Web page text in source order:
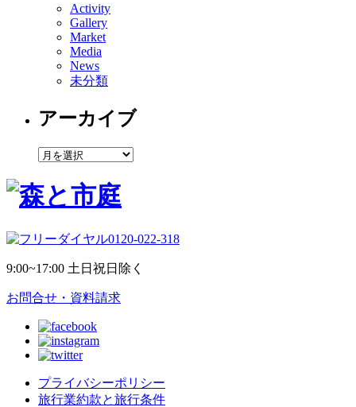
Activity
Gallery
Market
Media
News
未分類
アーカイブ
ア
カ
イ
0120-022-318
9:00~17:00 土日祝日除く
お問合せ・資料請求
プライバシーポリシー
旅行業約款と旅行条件